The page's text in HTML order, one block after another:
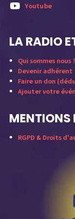
Youtube
LA RADIO
Qui sommes nous ?
Devenir adhérent
Faire un don
Ajouter votre
MENTIONS
RGPD & Droits